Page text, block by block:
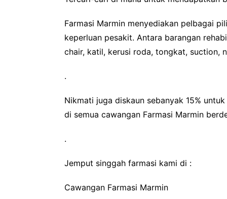
Farmasi Marmin menyediakan pelbagai
keperluan pesakit. Antara barangan
chair, katil, kerusi roda, tongkat, suction,
.
Nikmati juga diskaun sebanyak 15%
di semua cawangan Farmasi Marmin
.
Jemput singgah farmasi kami di :
Cawangan Farmasi Marmin